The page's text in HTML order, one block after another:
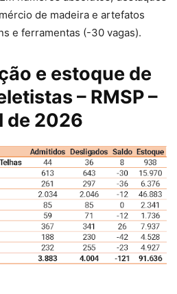
de madeira e artefatos
e ferramentas (-30 vagas).
e estoque de
– RMSP –
de 2026